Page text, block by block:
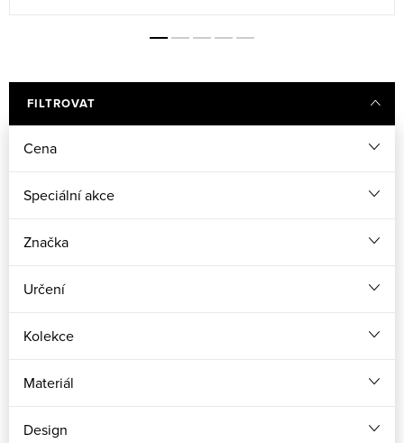
FILTROVAT
Cena
Speciální akce
Značka
Určení
Kolekce
Materiál
Design